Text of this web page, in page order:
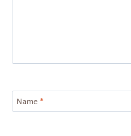
Name *